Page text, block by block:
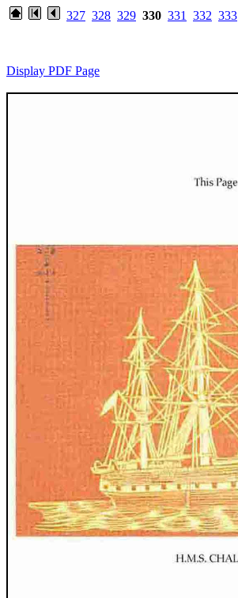
327 328 329 330 331 332 333
Display PDF Page